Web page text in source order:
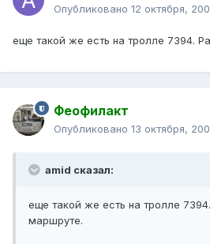
Опубликовано 12 октября,
еще такой же есть на тролле 7394.
Феофилакт
Опубликовано 13 октября,
amid сказал:
еще такой же есть на тролле
маршруте.